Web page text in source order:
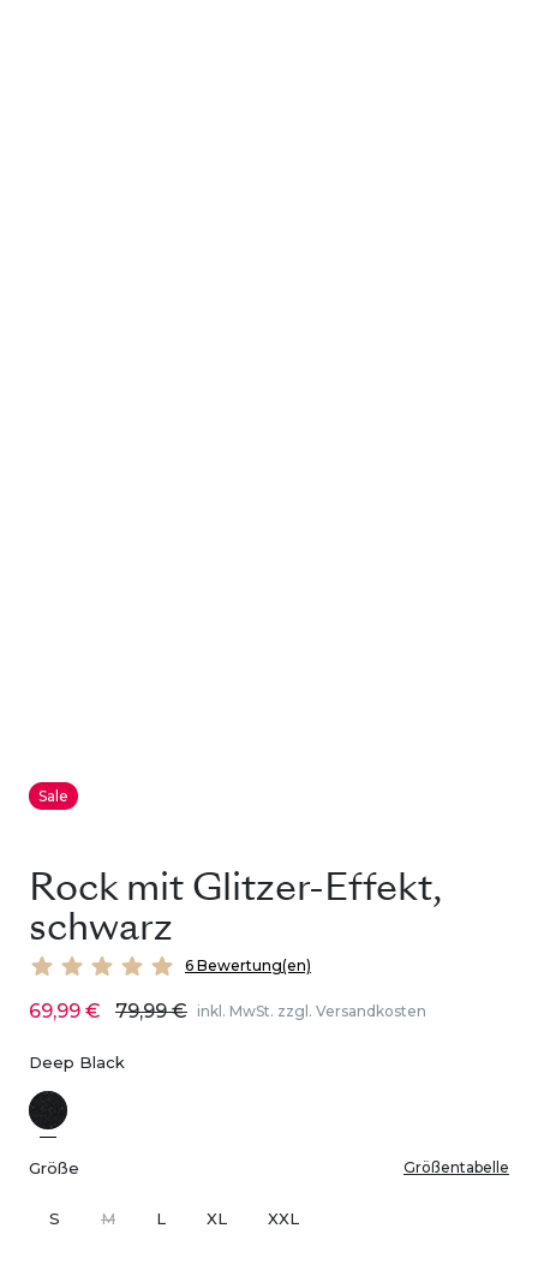
Sale
Rock mit Glitzer-Effekt,
schwarz
6 Bewertung(en)
69,99 € 79,99 € inkl. MwSt. zzgl. Versandkosten
Deep Black
Größe Größentabelle
S M L XL XXL